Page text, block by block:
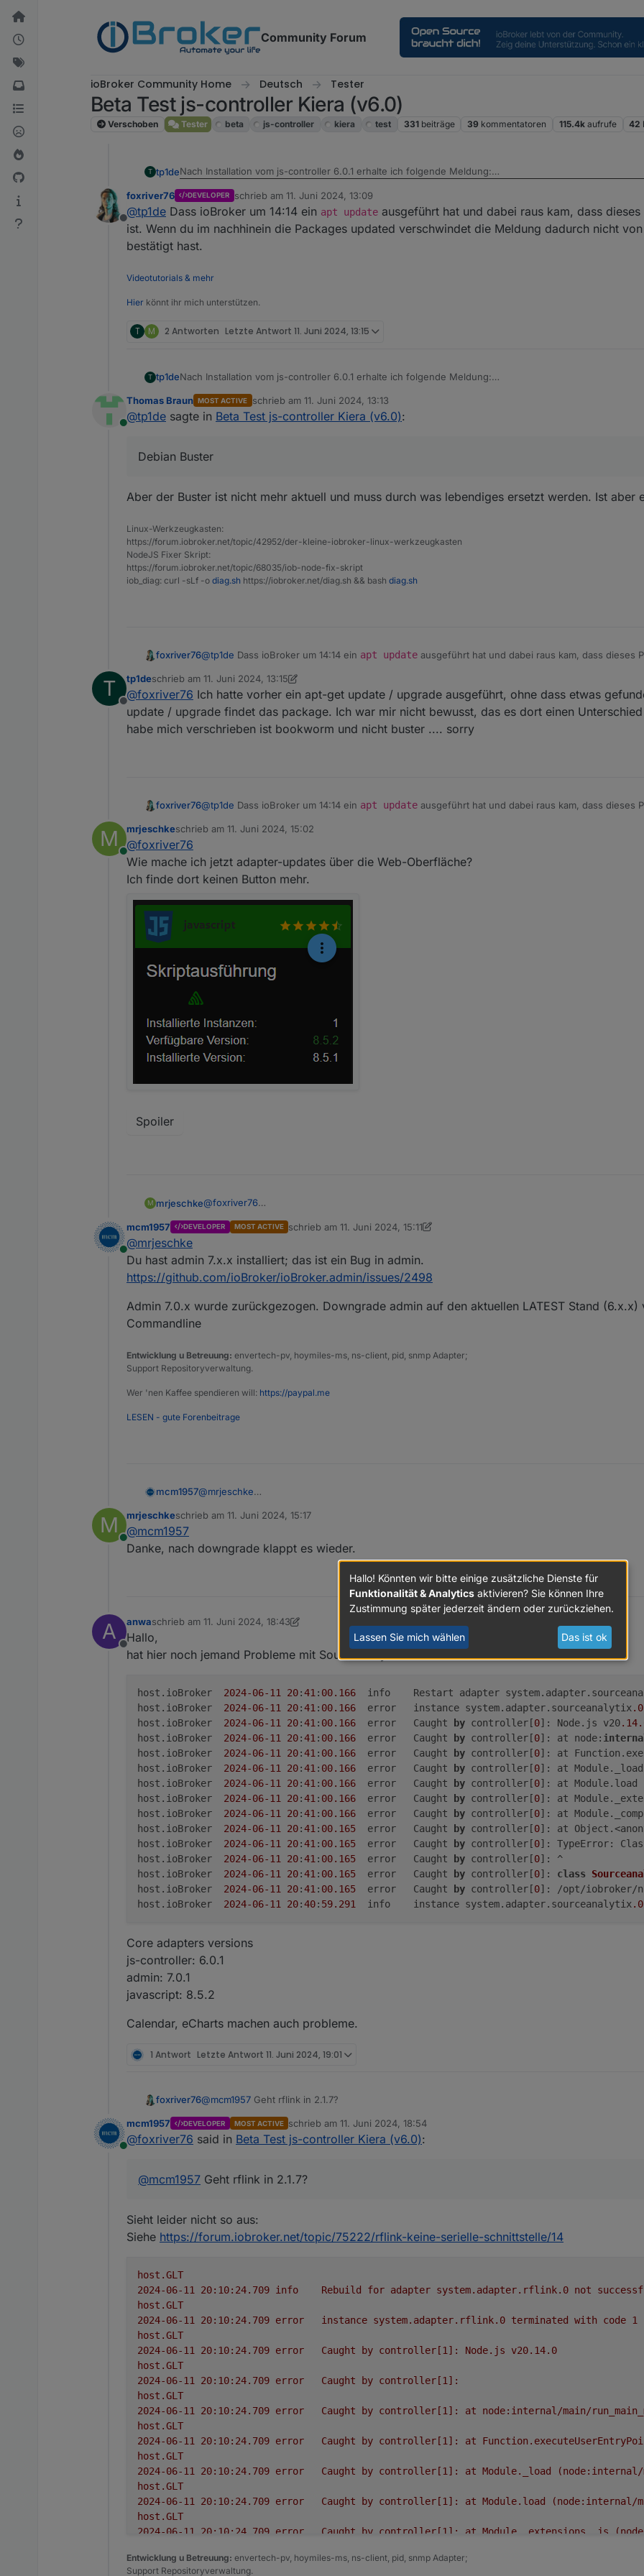
Weiter zum Inhalt
Community Forum
ioBroker Community Home Deutsch Tester
Beta Test js-controller Kiera (v6.0)
Verschoben Tester beta js-controller kiera test 331 beiträge 39 kommentatoren 115.4k aufrufe 42
T tp1deNach Installation vom js-controller 6.0.1 erhalte ich folgende Meldung:
(Debian Buster alle packages aktuell)
Wie habe ich die Meldung zu interpretieren?
Offline
foxriver76 DEVELOPER schrieb am 11. Juni 2024, 13:09
zuletzt editiert von
@tp1de Dass ioBroker um 14:14 ein apt update ausgeführt hat und dabei raus kam, dass
ist. Wenn du im nachhinein die Packages updated verschwindet die Meldung dadurch nicht
bestätigt hast.
Videotutorials & mehr
Hier könnt ihr mich unterstützen.
T M 2 Antworten Letzte Antwort 11. Juni 2024, 13:15
T tp1deNach Installation vom js-controller 6.0.1 erhalte ich folgende Meldung:
(Debian Buster alle packages aktuell)
Auf meiner ioBroker Windows Umgebung (Entwicklung) erscheint diese Meldung nicht.
Wie habe ich die Meldung zu interpretieren?
Online
Thomas Braun MOST ACTIVE schrieb am 11. Juni 2024, 13:13
zuletzt editiert von
@tp1de sagte in Beta Test js-controller Kiera (v6.0):
Debian Buster
Aber der Buster ist nicht mehr aktuell und muss durch was lebendiges ersetzt werden. Ist aber
Linux-Werkzeugkasten:
https://forum.iobroker.net/topic/42952/der-kleine-iobroker-linux-werkzeugkasten
NodeJS Fixer Skript:
https://forum.iobroker.net/topic/68035/iob-node-fix-skript
iob_diag: curl -sLf -o diag.sh https://iobroker.net/diag.sh && bash diag.sh
foxriver76@tp1de Dass ioBroker um 14:14 ein apt update ausgeführt hat und dabei raus kam, dass dieses
hast.
T
Offline
tp1deschrieb am 11. Juni 2024, 13:15
zuletzt editiert von tp1de 6. Nov. 2024, 15:15
@foxriver76 Ich hatte vorher ein apt-get update / upgrade ausgeführt, ohne dass etwas
update / upgrade findet das package. Ich war mir nicht bewusst, das es dort einen
habe mich verschrieben ist bookworm und nicht buster .... sorry
foxriver76@tp1de Dass ioBroker um 14:14 ein apt update ausgeführt hat und dabei raus kam, dass dieses
hast.
M
Online
mrjeschkeschrieb am 11. Juni 2024, 15:02
zuletzt editiert von
@foxriver76
Wie mache ich jetzt adapter-updates über die Web-Oberfläche?
Ich finde dort keinen Button mehr.
Spoiler
M mrjeschke@foxriver76
Ich finde dort keinen Button mehr.
Spoiler
Online
mcm1957 DEVELOPER MOST ACTIVE schrieb am11. Juni 2024, 15:11
zuletzt editiert von mcm1957 6. Nov. 2024, 17:15
@mrjeschke
Du hast admin 7.x.x installiert; das ist ein Bug in admin.
https://github.com/ioBroker/ioBroker.admin/issues/2498
Admin 7.0.x wurde zurückgezogen. Downgrade admin auf den aktuellen LATEST Stand (6.x.x)
Commandline
Entwicklung u Betreuung: envertech-pv, hoymiles-ms, ns-client, pid, snmp Adapter;
Support Repositoryverwaltung.
Wer 'nen Kaffee spendieren will: https://paypal.me
LESEN - gute Forenbeitrage
mcm1957@mrjeschke
https://github.com/ioBroker/ioBroker.admin/issues/2498
Admin 7.0.x wurde zurückgezogen. Downgrade admin auf den aktuellen LATEST Stand (6.x.x) via
M
Online
mrjeschkeschrieb am 11. Juni 2024, 15:17
zuletzt editiert von
@mcm1957
Danke, nach downgrade klappt es wieder.
A
Offline
anwaschrieb am 11. Juni 2024, 18:43
zuletzt editiert von Negalein 6. Nov. 2024, 21:52
Hallo,
hat hier noch jemand Probleme mit SourceAnalytix?
host.ioBroker 2024-06-11 20:41: 00.166
info	Restart adapter
host.ioBroker 2024-06-11 20:41: 00.166
	error	instance system.adapter.sourceanalytix
.0
host.ioBroker 2024-06-11 20:41: 00.166
	error	Caught
by controller[0]: Node.js v20.14
host.ioBroker 2024-06-11 20:41: 00.166
	error	Caught
by controller[0]: at node:
host.ioBroker 2024-06-11 20:41: 00.166
	error	Caught
by controller[0]: at
host.ioBroker 2024-06-11 20:41: 00.166
	error	Caught
by controller[0]: at
host.ioBroker 2024-06-11 20:41: 00.166
	error	Caught
by controller[0]: at Module.load
host.ioBroker 2024-06-11 20:41: 00.166
	error	Caught
by controller[0]: at
host.ioBroker 2024-06-11 20:41: 00.166
	error	Caught
by controller[0]: at
host.ioBroker 2024-06-11 20:41: 00.165
	error	Caught
by controller[0]: at
host.ioBroker 2024-06-11 20:41: 00.165
	error	Caught
by controller[0]: TypeError:
host.ioBroker 2024-06-11 20:41: 00.165
	error	Caught
by controller[0]: ^
host.ioBroker 2024-06-11 20:41: 00.165
	error	Caught
by controller[0]: class
host.ioBroker 2024-06-11 20:41: 00.165
	error	Caught
by controller[0]: /opt/iobroker/
host.ioBroker 2024-06-11 20:40: 59.291
	info	instance system.adapter.sourceanalytix
.0
Core adapters versions
js-controller: 6.0.1
admin: 7.0.1
javascript: 8.5.2
Calendar, eCharts machen auch probleme.
1 Antwort Letzte Antwort 11. Juni 2024, 19:01
foxriver76@mcm1957 Geht rflink in 2.1.7?
Online
mcm1957 DEVELOPER MOST ACTIVE schrieb am11. Juni 2024, 18:54
zuletzt editiert von
@foxriver76 said in Beta Test js-controller Kiera (v6.0):
@mcm1957 Geht rflink in 2.1.7?
Sieht leider nicht so aus:
Siehe https://forum.iobroker.net/topic/75222/rflink-keine-serielle-schnittstelle/14
host.GLT
info Rebuild for adapter system.adapter.rflink.0 not
host.GLT
error instance system.adapter.rflink.0 terminated with code 1
host.GLT
error Caught by controller[1]: Node.js
v20.14.0
host.GLT
error Caught by controller[1]:
host.GLT
error Caught by controller[1]: at
node:internal/main/
host.GLT
error Caught by controller[1]: at
host.GLT
error Caught by controller[1]: at Module._load
(node:internal/
host.GLT
error Caught by controller[1]: at Module.load
(node:internal/
host.GLT
error Caught by controller[1]: at Module._extensions..js
2024-06-11 20:10:24.709 error Caught by controller[1]: at
Entwicklung u Betreuung: envertech-pv, hoymiles-ms, ns-client, pid, snmp Adapter;
Support Repositoryverwaltung.
Hallo! Könnten wir bitte einige zusätzliche Dienste für
Funktionalität & Analytics aktivieren? Sie können Ihre
Zustimmung später jederzeit ändern oder zurückziehen.
Lassen Sie mich wählen Das ist ok